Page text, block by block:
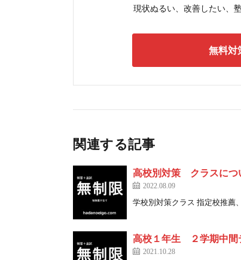
現状ぬるい、改善したい、塾が合
無料対
関連する記事
高校別対策 クラスにつ
2022.08.09
学校別対策クラス 指定校推薦
高校１年生 ２学期中間
2021.10.28